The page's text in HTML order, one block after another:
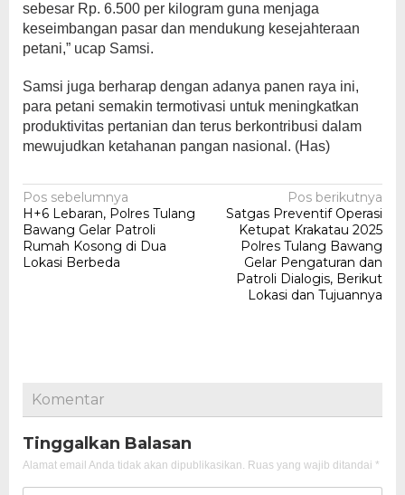
sebesar Rp. 6.500 per kilogram guna menjaga
keseimbangan pasar dan mendukung kesejahteraan
petani,” ucap Samsi.
Samsi juga berharap dengan adanya panen raya ini,
para petani semakin termotivasi untuk meningkatkan
produktivitas pertanian dan terus berkontribusi dalam
mewujudkan ketahanan pangan nasional. (Has)
Navigasi
pos
Pos sebelumnya
H+6 Lebaran, Polres Tulang
Bawang Gelar Patroli
Rumah Kosong di Dua
Lokasi Berbeda
Pos berikutnya
Satgas Preventif Operasi
Ketupat Krakatau 2025
Polres Tulang Bawang
Gelar Pengaturan dan
Patroli Dialogis, Berikut
Lokasi dan Tujuannya
Komentar
Tinggalkan Balasan
Alamat email Anda tidak akan dipublikasikan. Ruas yang wajib ditandai *